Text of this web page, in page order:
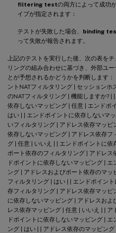
filtering testの両方によって成功
イプが指定されます：
テストが失敗した場合、 binding
って失敗が報告されます。
上記のテストを実行した後、次の表を
リングの組み合わせに基づき、外部ユ
とが予想されるかどうかを判断します
ントNATフィルタリング | セッションホ
のNATフィルタリング | 機能しますか?
依存しないマッピング | 任意 | エンドポ
はい | | エンドポイントに依存しないマ
いフィルタリング | アドレス依存マッピ
依存しないマッピング | アドレス依存
グ | 任意 | いいえ | | エンドポイントに
ポート依存のフィルタリング | アドレス
ドポイントに依存しないマッピング |
ング | アドレスおよびポート依存のマ
フィルタリング | はい | | エンドポイン
存フィルタリング | アドレス依存マッピ
に依存しないマッピング | アドレスお
レス依存マッピング | 任意 | いいえ | |
ドポイントに依存しないマッピング |
ング | はい | | アドレス依存のマッピン